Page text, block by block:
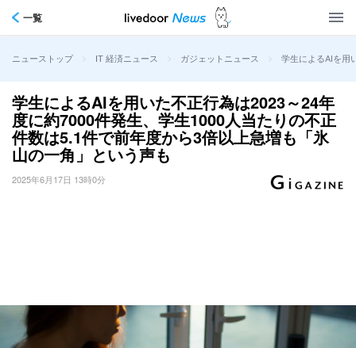
一覧
ニューストップ > IT 経済ニュース > ガジェットニュース > 学生によるAIを用
学生によるAIを用いた不正行為は2023～24年
度に約7000件発生、学生1000人当たりの不正
件数は5.1件で前年度から3倍以上急増も「氷
山の一角」という声も
2025年6月17日 13時0分